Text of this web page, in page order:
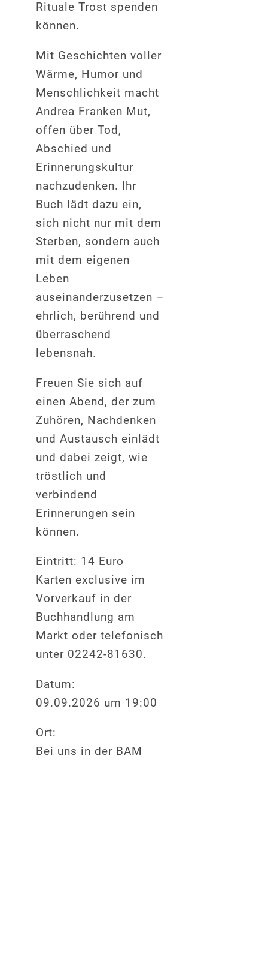
Rituale Trost spenden
können.
Mit Geschichten voller
Wärme, Humor und
Menschlichkeit macht
Andrea Franken Mut,
offen über Tod,
Abschied und
Erinnerungskultur
nachzudenken. Ihr
Buch lädt dazu ein,
sich nicht nur mit dem
Sterben, sondern auch
mit dem eigenen
Leben
auseinanderzusetzen –
ehrlich, berührend und
überraschend
lebensnah.
Freuen Sie sich auf
einen Abend, der zum
Zuhören, Nachdenken
und Austausch einlädt
und dabei zeigt, wie
tröstlich und
verbindend
Erinnerungen sein
können.
Eintritt: 14 Euro
Karten exclusive im
Vorverkauf in der
Buchhandlung am
Markt oder telefonisch
unter 02242-81630.
Datum:
09.09.2026 um 19:00
Ort:
Bei uns in der BAM